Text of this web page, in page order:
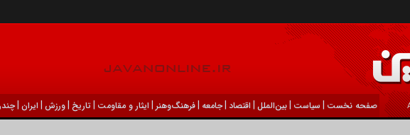
صفحه نخست | سیاست |بين‌الملل | اقتصاد |جامعه |فرهنگ‌و‌هنر | ایثار و مقاومت |تاریخ |ورزش | ايران |